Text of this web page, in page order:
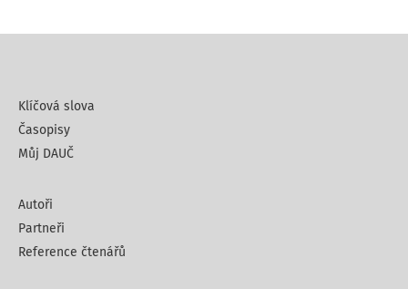
Klíčová slova
Časopisy
Můj DAUČ
Autoři
Partneři
Reference čtenářů